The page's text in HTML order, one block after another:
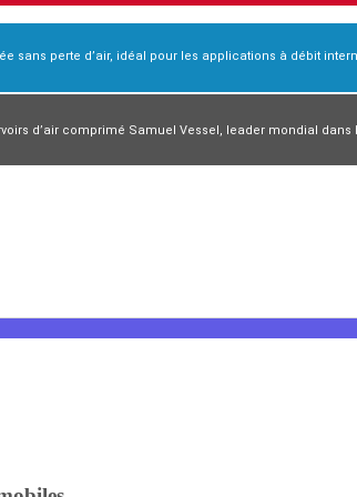
rotatif à vis
sans perte d’air, idéal pour les applications à débit
d’air comprimé Samuel Vessel, leader mondial